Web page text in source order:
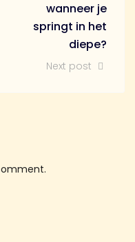
wanneer je
springt in het
diepe?
Next post